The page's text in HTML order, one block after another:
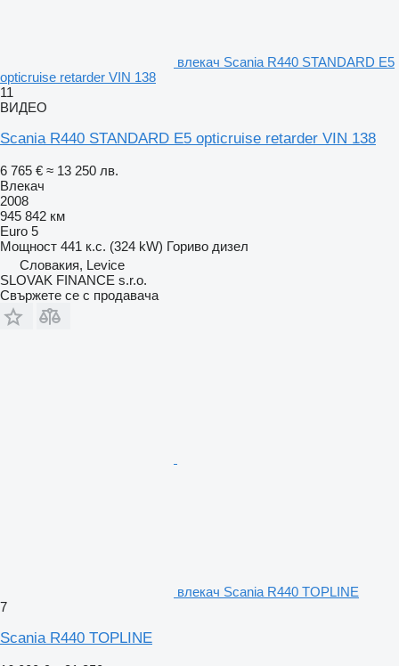
влекач Scania R440 STANDARD E5
opticruise retarder VIN 138
11
ВИДЕО
Scania R440 STANDARD E5 opticruise retarder VIN 138
6 765 € ≈ 13 250 лв.
Влекач
2008
945 842 км
Euro 5
Мощност 441 к.с. (324 kW) Гориво дизел
Словакия, Levice
SLOVAK FINANCE s.r.o.
Свържете се с продавача
влекач Scania R440 TOPLINE
7
Scania R440 TOPLINE